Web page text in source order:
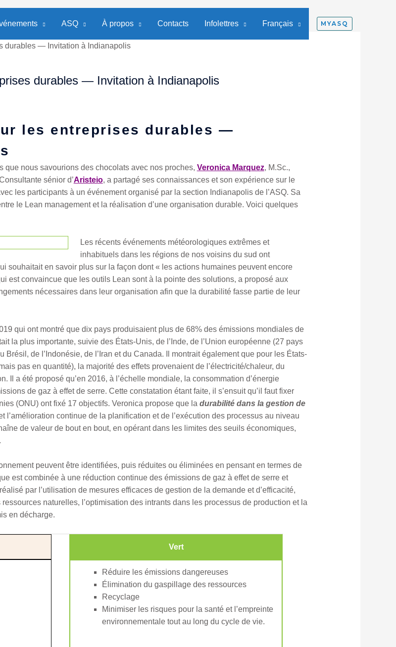
ASQ À propos Contacts Infolettres Français MYASQ
durables — Invitation à Indianapolis
durables — Invitation à Indianapolis
les entreprises durables —
que nous savourions des chocolats avec nos proches, Veronica Marquez, M.Sc.,
sénior d’Aristeio, a partagé ses connaissances et son expérience sur le
les participants à un événement organisé par la section Indianapolis de l’ASQ. Sa
le Lean management et la réalisation d’une organisation durable. Voici quelques
Les récents événements météorologiques extrêmes et
inhabituels dans les régions de nos voisins du sud ont
souhaitait en savoir plus sur la façon dont « les actions humaines peuvent encore
est convaincue que les outils Lean sont à la pointe des solutions, a proposé aux
nécessaires dans leur organisation afin que la durabilité fasse partie de leur
qui ont montré que dix pays produisaient plus de 68% des émissions mondiales de
la plus importante, suivie des États-Unis, de l’Inde, de l’Union européenne (27 pays
de l’Indonésie, de l’Iran et du Canada. Il montrait également que pour les États-
pas en quantité), la majorité des effets provenaient de l’électricité/chaleur, du
Il a été proposé qu’en 2016, à l’échelle mondiale, la consommation d’énergie
de gaz à effet de serre. Cette constatation étant faite, il s’ensuit qu’il faut fixer
(ONU) ont fixé 17 objectifs. Veronica propose que la durabilité dans la gestion de
l’amélioration continue de la planification et de l’exécution des processus au niveau
de valeur de bout en bout, en opérant dans les limites des seuils économiques,
peuvent être identifiées, puis réduites ou éliminées en pensant en termes de
est combinée à une réduction continue des émissions de gaz à effet de serre et
par l’utilisation de mesures efficaces de gestion de la demande et d’efficacité,
ressources naturelles, l’optimisation des intrants dans les processus de production et la
en décharge.
Vert
Réduire les émissions dangereuses
Élimination du gaspillage des ressources
Recyclage
Minimiser les risques pour la santé et l’empreinte
environnementale tout au long du cycle de vie.